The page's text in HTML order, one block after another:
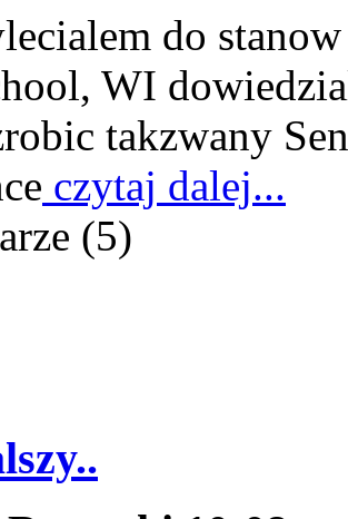
do
WI
takzwany
czytaj dalej...
(5)